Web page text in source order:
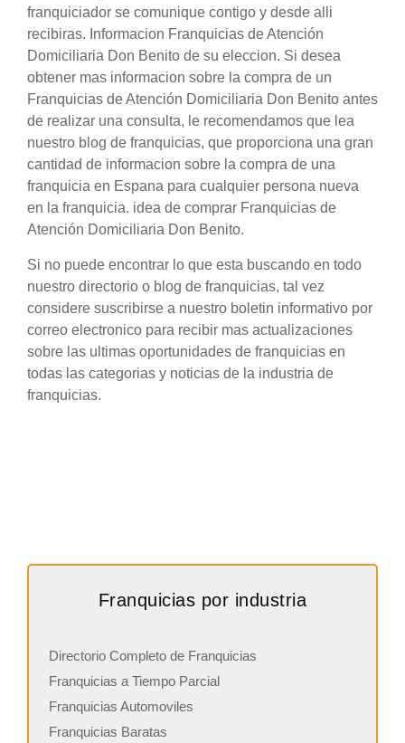
franquiciador se comunique contigo y desde alli
recibiras. Informacion Franquicias de Atención
Domiciliaria Don Benito de su eleccion. Si desea
obtener mas informacion sobre la compra de un
Franquicias de Atención Domiciliaria Don Benito antes
de realizar una consulta, le recomendamos que lea
nuestro blog de franquicias, que proporciona una gran
cantidad de informacion sobre la compra de una
franquicia en Espana para cualquier persona nueva
en la franquicia. idea de comprar Franquicias de
Atención Domiciliaria Don Benito.
Si no puede encontrar lo que esta buscando en todo
nuestro directorio o blog de franquicias, tal vez
considere suscribirse a nuestro boletin informativo por
correo electronico para recibir mas actualizaciones
sobre las ultimas oportunidades de franquicias en
todas las categorias y noticias de la industria de
franquicias.
Franquicias por industria
Directorio Completo de Franquicias
Franquicias a Tiempo Parcial
Franquicias Automoviles
Franquicias Baratas